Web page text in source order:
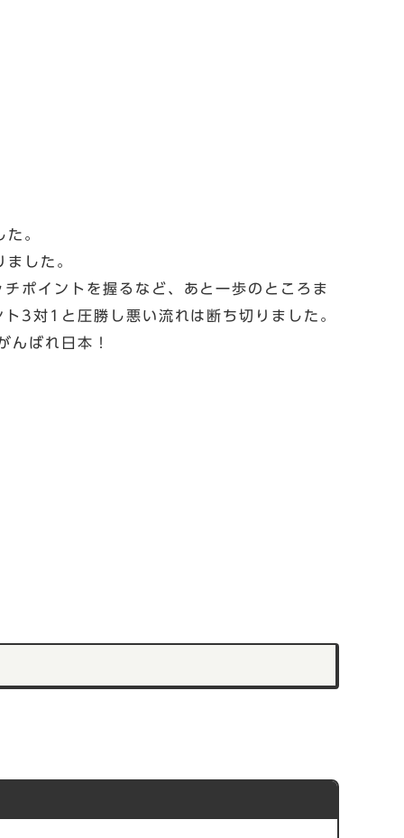
。
した。
ポイントを握るなど、あと一歩のところま
3対1と圧勝し悪い流れは断ち切りました。
んばれ日本！